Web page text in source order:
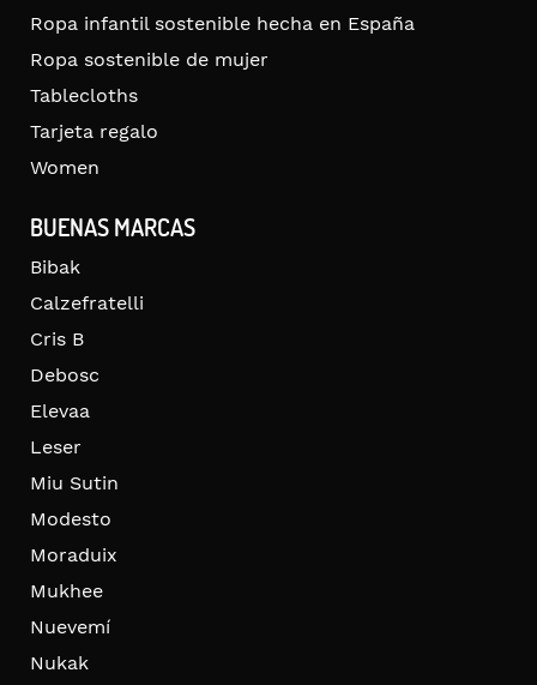
Ropa infantil sostenible hecha en España
Ropa sostenible de mujer
Tablecloths
Tarjeta regalo
Women
BUENAS MARCAS
Bibak
Calzefratelli
Cris B
Debosc
Elevaa
Leser
Miu Sutin
Modesto
Moraduix
Mukhee
Nuevemí
Nukak